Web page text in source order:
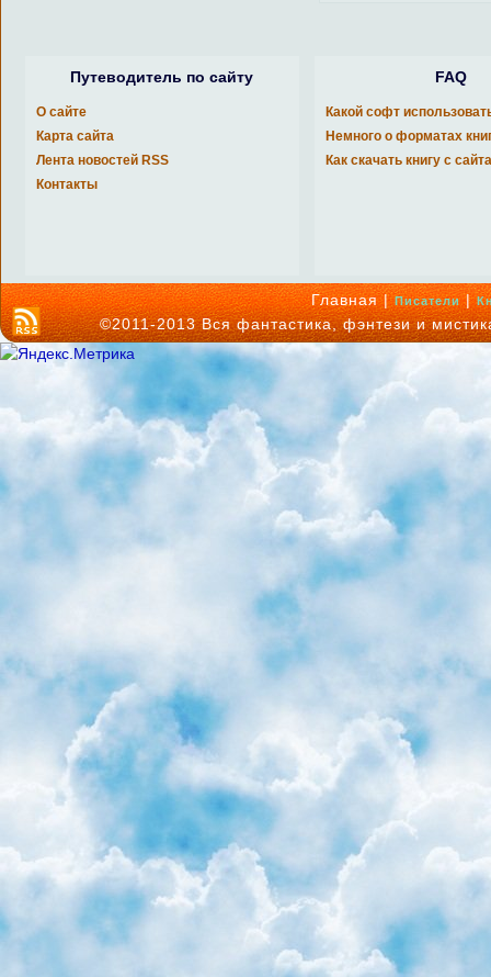
Путеводитель по сайту
О сайте
Карта сайта
Лента новостей RSS
Контакты
FAQ
Какой софт
Немного о форматах
Как скачать книгу с
Главная |Писатели|
©2011-2013 Вся фантастика, фэнтези и